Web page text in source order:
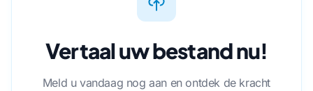
Vertaal uw bestand nu!
Meld u vandaag nog aan en ontdek de kracht